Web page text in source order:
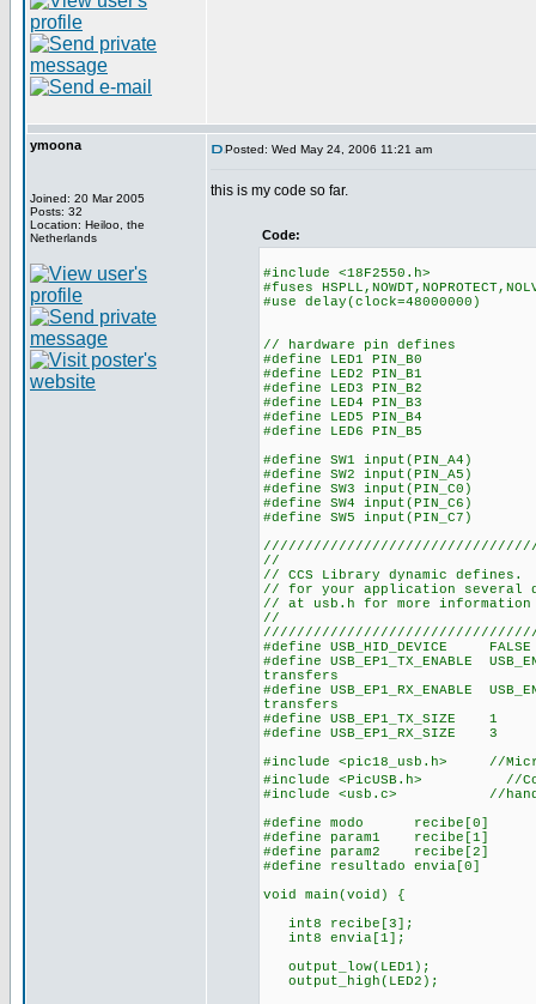
ymoona
Joined: 20 Mar 2005
Posts: 32
Location: Heiloo, the
Netherlands
Posted: Wed May 24, 2006 11:21 am
this is my code so far.
Code:
#include <18F2550.h>
#fuses
#use delay(clock=48000000)
// hardware pin defines
#define LED1 PIN_B0
#define LED2 PIN_B1
#define LED3 PIN_B2
#define LED4 PIN_B3
#define LED5 PIN_B4
#define LED6 PIN_B5
#define SW1 input(PIN_A4)
#define SW2 input(PIN_A5)
#define SW3 input(PIN_C0)
#define SW4 input(PIN_C6)
#define SW5 input(PIN_C7)
//
// CCS Library dynamic defines.
// for your application several
// at usb.h for more information
//
#define USB_HID_DEVICE
#define USB_EP1_TX_ENABLE
transfers
#define USB_EP1_RX_ENABLE
transfers
#define
#define
#include <pic18_usb.h> //
#include <PicUSB.h> //
#include <usb.c> //handles
#define modo recibe[0]
#define param1 recibe[1]
#define param2 recibe[2]
#define resultado envia[0]
void main(void) {
int8 recibe[3]; //
int8 envia[1];
output_low(LED1); //
output_high(LED2);